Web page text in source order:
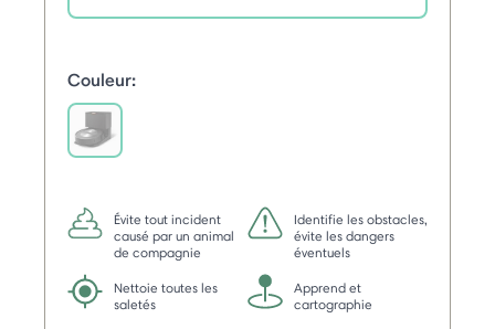
selected
Couleur:
Évite tout incident
causé par un animal
de compagnie
Identifie les obstacles,
évite les dangers
éventuels
Nettoie toutes les
saletés
Apprend et
cartographie